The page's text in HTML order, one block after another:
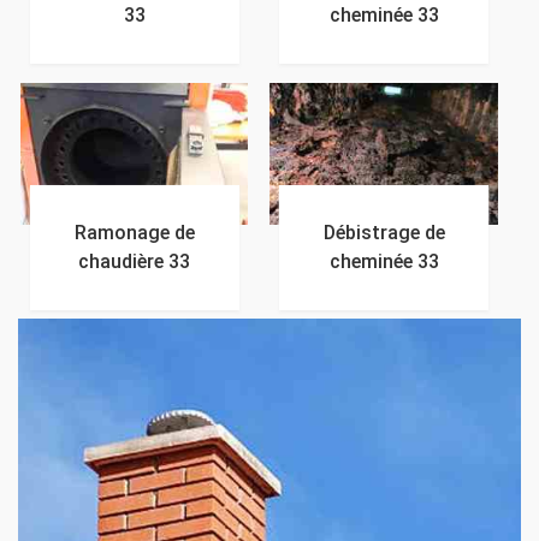
33
cheminée 33
Ramonage de
chaudière 33
Débistrage de
cheminée 33